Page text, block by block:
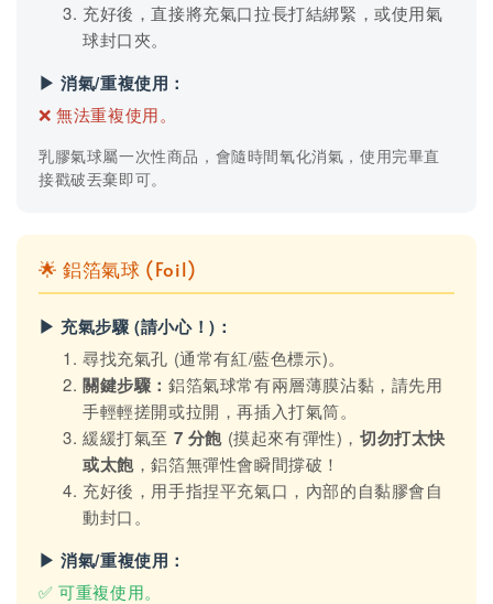
充好後，直接將充氣口拉長打結綁緊，或使用氣
球封口夾。
▶ 消氣/重複使用：
❌ 無法重複使用。
乳膠氣球屬一次性商品，會隨時間氧化消氣，使用完畢直
接戳破丟棄即可。
🌟 鋁箔氣球 (Foil)
▶ 充氣步驟 (請小心！)：
尋找充氣孔 (通常有紅/藍色標示)。
關鍵步驟： 鋁箔氣球常有兩層薄膜沾黏，請先用
手輕輕搓開或拉開，再插入打氣筒。
緩緩打氣至 7 分飽 (摸起來有彈性)，切勿打太快
或太飽，鋁箔無彈性會瞬間撐破！
充好後，用手指捏平充氣口，內部的自黏膠會自
動封口。
▶ 消氣/重複使用：
✅ 可重複使用。